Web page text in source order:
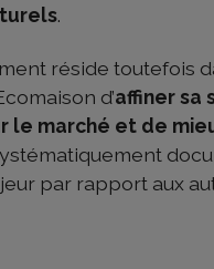
.
réside toutefois
d’affiner sa
le marché et de
par rapport aux